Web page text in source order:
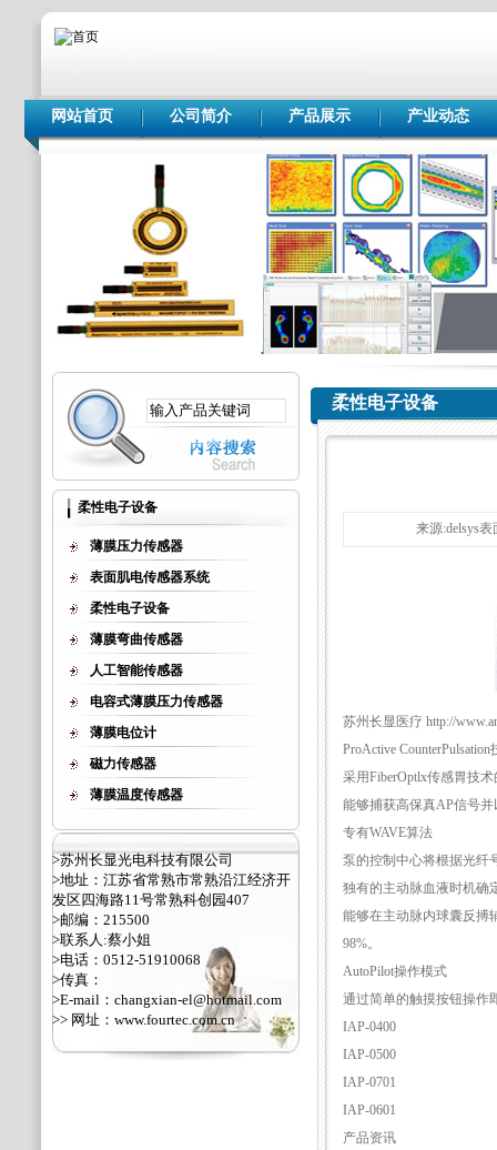
网站首页 公司简介 产品展示 产业动态
柔性电子设备
薄膜压力传感器
表面肌电传感器系统
柔性电子设备
薄膜弯曲传感器
人工智能传感器
电容式薄膜压力传感器
薄膜电位计
磁力传感器
薄膜温度传感器
>苏州长显光电科技有限公司
>地址：江苏省常熟市常熟沿江经济开
发区四海路11号常熟科创园407
>邮编：215500
>联系人:蔡小姐
>电话：0512-51910068
>传真：
>E-mail：changxian-el@hotmail.com
>> 网址： www.fourtec.com.cn
柔性电子设备
来源:delsys
苏州长显医疗 http://
ProActive CounterPulsation
采用FiberOptlx传感胃技
能够捕获高保真AP信号
专有WAVE算法
泵的控制中心将根据光纤
独有的主动脉血液时机确
能够在主动脉内球囊反搏
98%。
AutoPilot操作模式
通过简单的触摸按钮操作
IAP-0400
IAP-0500
IAP-0701
IAP-0601
产品资讯